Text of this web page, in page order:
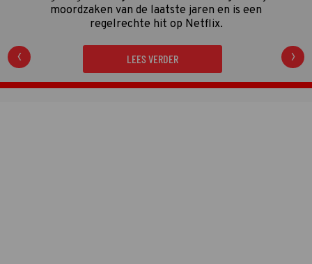
moordzaken van de laatste jaren en is een
regelrechte hit op Netflix.
LEES VERDER